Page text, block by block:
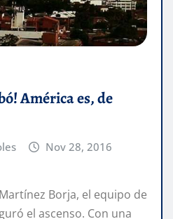
América es, de
Nov 28, 2016
Borja, el equipo de
el ascenso. Con una